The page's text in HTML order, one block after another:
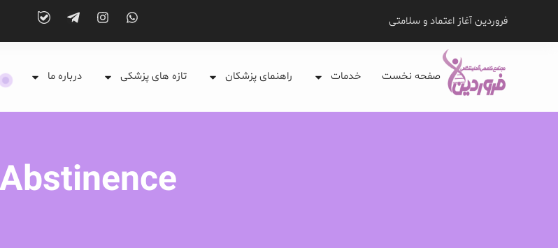
فروردین آغاز اعتماد و سلامتی
صفحه نخست خدمات راهنمای پزشکان تازه های پزشکی درباره ما
Abstinence